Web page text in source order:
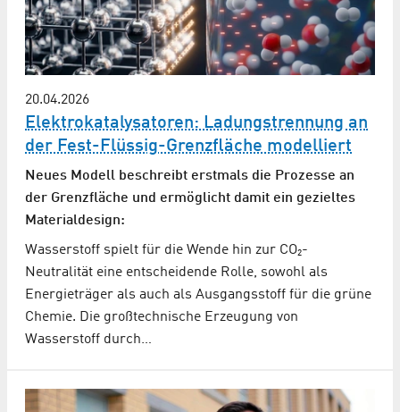
20.04.2026
Elektrokatalysatoren: Ladungs­trennung an
der Fest-Flüssig-Grenzfläche modelliert
Neues Modell beschreibt erstmals die Prozesse an
der Grenzfläche und ermöglicht damit ein gezieltes
Materialdesign:
Wasserstoff spielt für die Wende hin zur CO₂-
Neutralität eine entscheidende Rolle, sowohl als
Energieträger als auch als Ausgangsstoff für die grüne
Chemie. Die großtechnische Erzeugung von
Wasserstoff durch…